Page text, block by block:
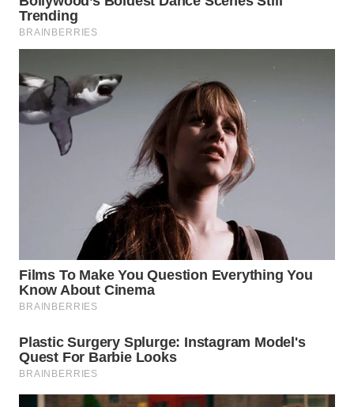
WN
MAJALENGKA
WN
SUBANG
WN
SUKABUMI
PRIANGAN
TIMUR
SEMARANG
WN
SOLO